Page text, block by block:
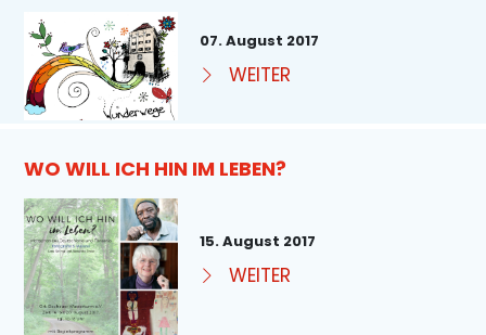
07. August 2017
WEITER
WO WILL ICH HIN IM LEBEN?
15. August 2017
WEITER